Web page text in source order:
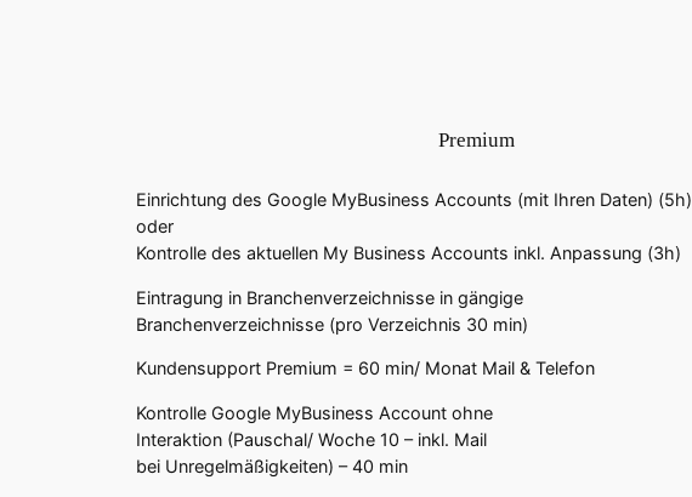
Premium
Einrichtung des Google MyBusiness Accounts (mit Ihren Daten) (5h)
oder
Kontrolle des aktuellen My Business Accounts inkl. Anpassung (3h)
Eintragung in Branchenverzeichnisse in gängige
Branchenverzeichnisse (pro Verzeichnis 30 min)
Kundensupport Premium = 60 min/ Monat Mail & Telefon
Kontrolle Google MyBusiness Account ohne
Interaktion (Pauschal/ Woche 10 – inkl. Mail
bei Unregelmäßigkeiten) – 40 min